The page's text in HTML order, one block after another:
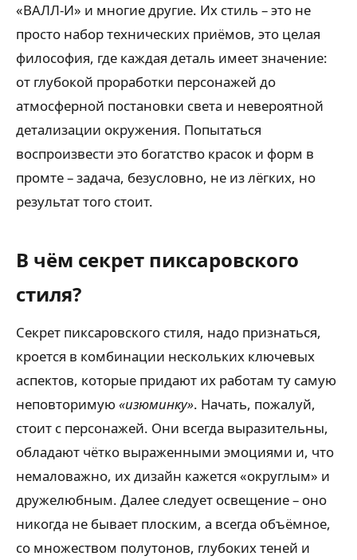
«ВАЛЛ-И» и многие другие. Их стиль – это не
просто набор технических приёмов, это целая
философия, где каждая деталь имеет значение:
от глубокой проработки персонажей до
атмосферной постановки света и невероятной
детализации окружения. Попытаться
воспроизвести это богатство красок и форм в
промте – задача, безусловно, не из лёгких, но
результат того стоит.
В чём секрет пиксаровского
стиля?
Секрет пиксаровского стиля, надо признаться,
кроется в комбинации нескольких ключевых
аспектов, которые придают их работам ту самую
неповторимую «изюминку». Начать, пожалуй,
стоит с персонажей. Они всегда выразительны,
обладают чётко выраженными эмоциями и, что
немаловажно, их дизайн кажется «округлым» и
дружелюбным. Далее следует освещение – оно
никогда не бывает плоским, а всегда объёмное,
со множеством полутонов, глубоких теней и